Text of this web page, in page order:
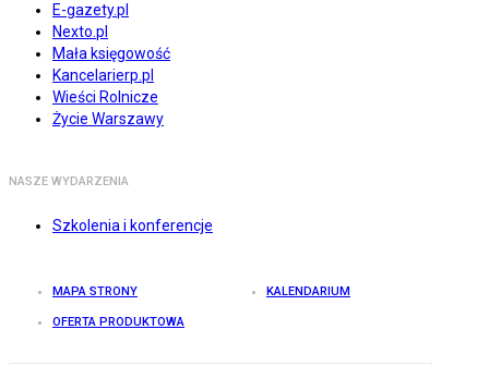
E-gazety.pl
Nexto.pl
Mała księgowość
Kancelarierp.pl
Wieści Rolnicze
Życie Warszawy
NASZE WYDARZENIA
Szkolenia i konferencje
MAPA STRONY KALENDARIUM
OFERTA PRODUKTOWA